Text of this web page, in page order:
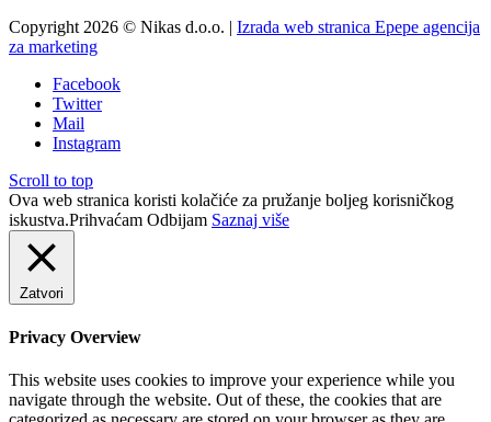
Copyright 2026 © Nikas d.o.o. | Izrada web stranica Epepe agencija
za marketing
Facebook
Twitter
Mail
Instagram
Scroll to top
Ova web stranica koristi kolačiće za pružanje boljeg korisničkog
iskustva.Prihvaćam Odbijam Saznaj više
Zatvori
Privacy Overview
This website uses cookies to improve your experience while you
navigate through the website. Out of these, the cookies that are